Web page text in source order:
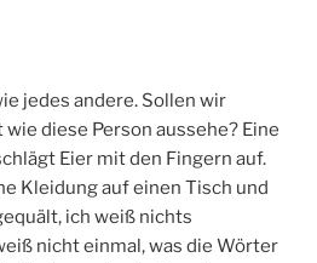
jedes andere. Sollen wir
diese Person aussehe? Eine
Eier mit den Fingern auf.
Kleidung auf einen Tisch und
ich weiß nichts
nicht einmal, was die Wörter